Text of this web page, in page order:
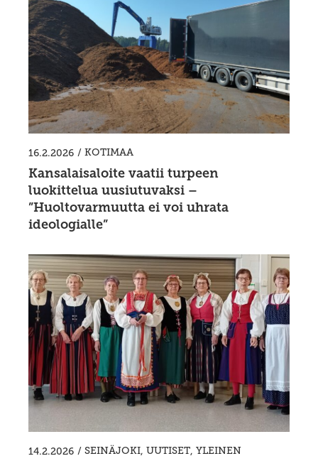
16.2.2026 / KOTIMAA
Kansalaisaloite vaatii turpeen
luokittelua uusiutuvaksi –
”Huoltovarmuutta ei voi uhrata
ideologialle”
14.2.2026 / SEINÄJOKI, UUTISET, YLEINEN